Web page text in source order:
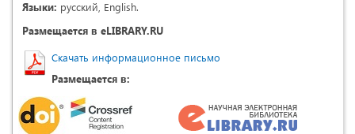
Языки: русский, English.
Размещается в eLIBRARY.RU
Скачать информационное письмо
Размещается в: